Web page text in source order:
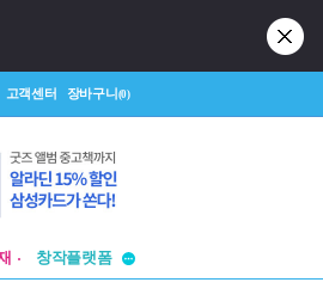
고객센터 장바구니(0)
창작플랫폼